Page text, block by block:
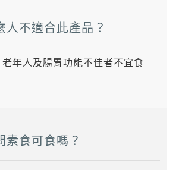
人不適合此產品？
年人及腸胃功能不佳者不宜食
素食可食嗎？